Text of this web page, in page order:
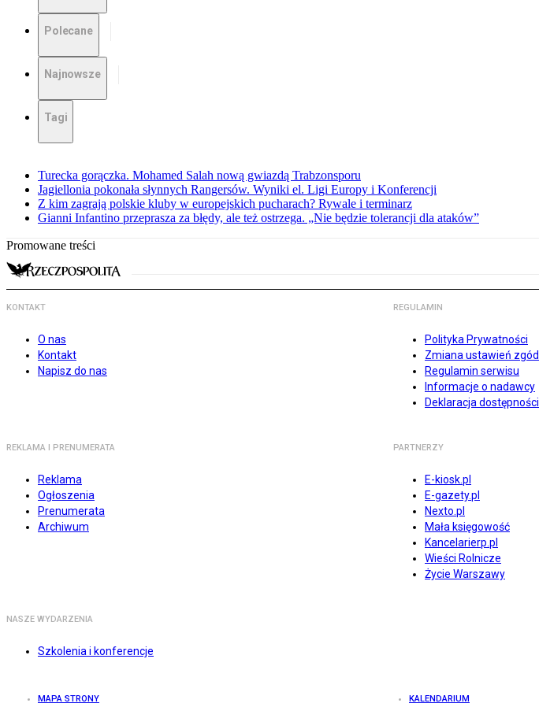
Polecane
Najnowsze
Tagi
Turecka gorączka. Mohamed Salah nową gwiazdą Trabzonsporu
Jagiellonia pokonała słynnych Rangersów. Wyniki el. Ligi Europy i Konferencji
Z kim zagrają polskie kluby w europejskich pucharach? Rywale i terminarz
Gianni Infantino przeprasza za błędy, ale też ostrzega. „Nie będzie tolerancji dla ataków”
Promowane treści
KONTAKT
O nas
Kontakt
Napisz do nas
REGULAMIN
Polityka Prywatności
Zmiana ustawień zgód
Regulamin serwisu
Informacje o nadawcy
Deklaracja dostępności
REKLAMA I PRENUMERATA
Reklama
Ogłoszenia
Prenumerata
Archiwum
PARTNERZY
E-kiosk.pl
E-gazety.pl
Nexto.pl
Mała księgowość
Kancelarierp.pl
Wieści Rolnicze
Życie Warszawy
NASZE WYDARZENIA
Szkolenia i konferencje
MAPA STRONY KALENDARIUM